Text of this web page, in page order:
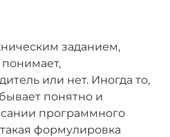
заданием,
или нет. Иногда то,
понятно и
программного
формулировка